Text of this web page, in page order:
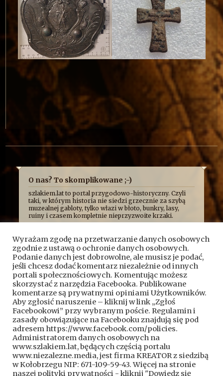
O nas? To skomplikowane ;-)
szlakiem.lat to portal przygodowo-historyczny. Czyli
taki, w którym historia nie siedzi grzecznie za szybą
muzealnej gabloty, tylko włazi w błoto, bunkry, lasy,
ruiny i czasem kompletnie nieprzyzwoite krzaki.
człowiek ma przy tym frajdę. Formalnie jesteśmy
kroniką przygód, wypraw i historycznych absurdów, z
jakimi mierzy się Fundacja Skryptorium, ale opisujemy
też przygody naszych przyjaciół. Bywa więc, że taplamy
się w bagnach, kopiemy z archeologami, przeciskamy
przez bunkry i tunele, błądzimy po ruinach albo
próbujemy ustalić, kto wpadł na pomysł zbudowania
czegoś dokładnie pośrodku mokradeł.
A wszystko po to, żeby pokazać, że historia nie jest
nudnym rozdziałem z podręcznika. To przygoda.
Czasem brudna, czasem szalona, czasem całkiem
wzruszająca, a czasem poważna.
Kontakt do nas: kontakt@szlakiem.lat
Znajdziesz nas także: Facebook YouTube
Wyrażam zgodę na przetwarzanie danych osobowych
zgodnie z ustawą o ochronie danych osobowych.
Podanie danych jest dobrowolne, ale musisz je podać,
jeśli chcesz dodać komentarz niezależnie od innych
portali społecznościowych. Komentując możesz
skorzystać z narzędzia Facebooka. Publikowane
komentarze są prywatnymi opiniami Użytkowników.
Aby zgłosić naruszenie – kliknij w link „Zgłoś
Facebookowi” przy wybranym poście. Regulamin i
zasady obowiązujące na Facebooku znajdują się pod
adresem https://www.facebook.com/policies.
Administratorem danych osobowych na
www.szlakiem.lat, będących częścią portalu
www.niezalezne.media, jest firma KREATOR z siedzibą
w Kołobrzegu NIP: 671-109-59-43. Więcej na stronie
naszej polityki prywatności - kliknij "Dowiedz się